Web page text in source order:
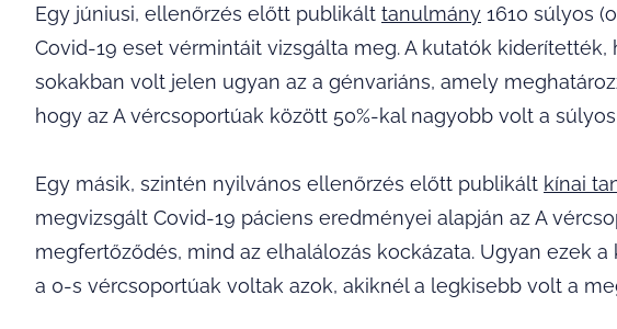
Egy júniusi, ellenőrzés előtt publikált tanulmány 1610 súlyos
Covid-19 eset vérmintáit vizsgálta meg. A kutatók
sokakban volt jelen ugyan az a génvariáns, amely
hogy az A vércsoportúak között 50%-kal nagyobb volt a
Egy másik, szintén nyilvános ellenőrzés előtt publikált kínai
megvizsgált Covid-19 páciens eredményei alapján az A
megfertőződés, mind az elhalálozás kockázata. Ugyan ezek
a 0-s vércsoportúak voltak azok, akiknél a legkisebb volt a